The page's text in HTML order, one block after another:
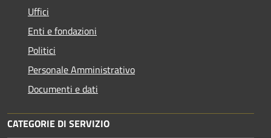
Uffici
Enti e fondazioni
Politici
Personale Amministrativo
Documenti e dati
CATEGORIE DI SERVIZIO